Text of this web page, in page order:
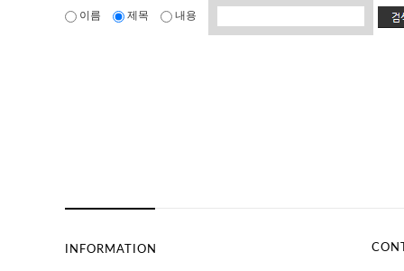
이름 제목 내용
INFORMATION